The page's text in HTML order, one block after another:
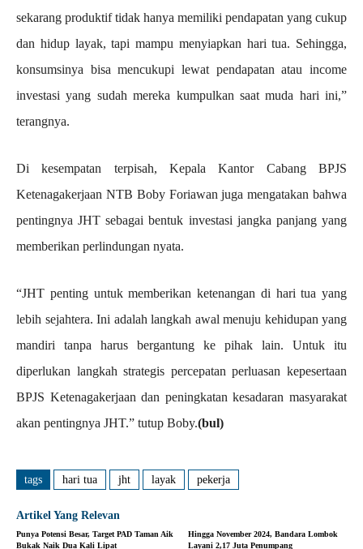
sekarang produktif tidak hanya memiliki pendapatan yang cukup
dan hidup layak, tapi mampu menyiapkan hari tua. Sehingga,
konsumsinya bisa mencukupi lewat pendapatan atau income
investasi yang sudah mereka kumpulkan saat muda hari ini,”
terangnya.
Di kesempatan terpisah, Kepala Kantor Cabang BPJS
Ketenagakerjaan NTB Boby Foriawan juga mengatakan bahwa
pentingnya JHT sebagai bentuk investasi jangka panjang yang
memberikan perlindungan nyata.
“JHT penting untuk memberikan ketenangan di hari tua yang
lebih sejahtera. Ini adalah langkah awal menuju kehidupan yang
mandiri tanpa harus bergantung ke pihak lain. Untuk itu
diperlukan langkah strategis percepatan perluasan kepesertaan
BPJS Ketenagakerjaan dan peningkatan kesadaran masyarakat
akan pentingnya JHT.” tutup Boby.(bul)
tags hari tua jht layak pekerja
Artikel Yang Relevan
Punya Potensi Besar, Target PAD Taman Aik
Bukak Naik Dua Kali Lipat
Hingga November 2024, Bandara Lombok
Layani 2,17 Juta Penumpang